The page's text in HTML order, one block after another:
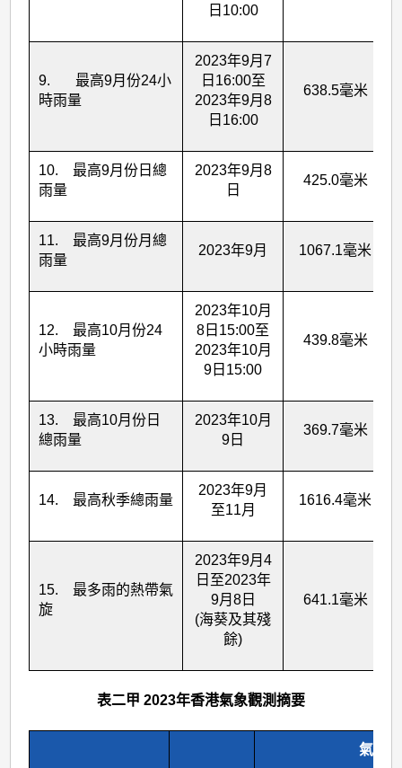
日10:00
9. 最高9月份24小
時雨量
2023年9月7
日16:00至
2023年9月8
日16:00
638.5毫米
10. 最高9月份日總
雨量
2023年9月8
日
425.0毫米
11. 最高9月份月總
雨量
2023年9月 1067.1毫米
12. 最高10月份24
小時雨量
2023年10月
8日15:00至
2023年10月
9日15:00
439.8毫米
13. 最高10月份日
總雨量
2023年10月
9日
369.7毫米
14. 最高秋季總雨量
2023年9月
至11月
1616.4毫米
15. 最多雨的熱帶氣
旋
2023年9月4
日至2023年
9月8日
(海葵及其殘
餘)
641.1毫米
表二甲 2023年香港氣象觀測摘要
氣 溫